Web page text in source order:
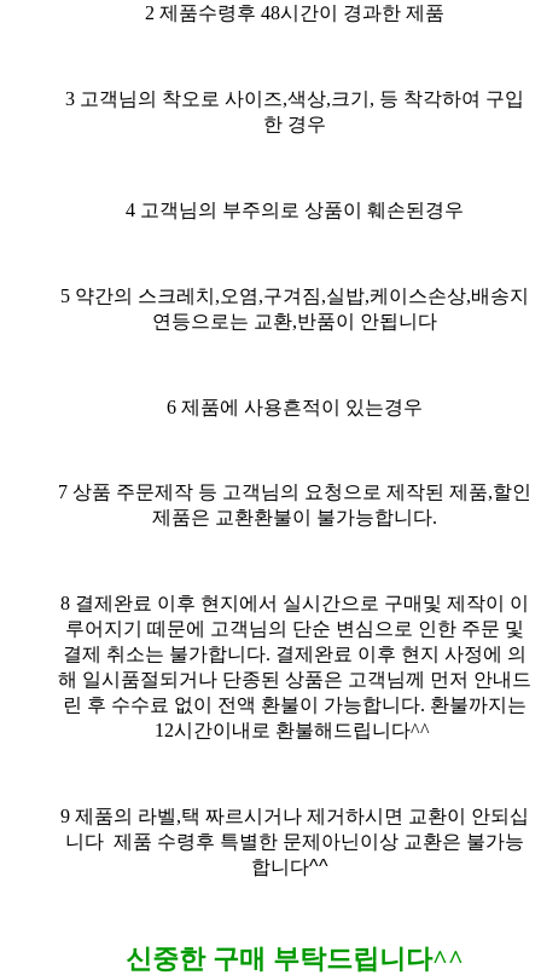
2 제품수령후 48시간이 경과한 제품
3 고객님의 착오로 사이즈,색상,크기, 등 착각하여 구입
한 경우
4 고객님의 부주의로 상품이 훼손된경우
5 약간의 스크레치,오염,구겨짐,실밥,케이스손상,배송지
연등으로는 교환,반품이 안됩니다
6 제품에 사용흔적이 있는경우
7 상품 주문제작 등 고객님의 요청으로 제작된 제품,할인
제품은 교환환불이 불가능합니다.
8 결제완료 이후 현지에서 실시간으로 구매및 제작이 이
루어지기 떼문에 고객님의 단순 변심으로 인한 주문 및
결제 취소는 불가합니다. 결제완료 이후 현지 사정에 의
해 일시품절되거나 단종된 상품은 고객님께 먼저 안내드
린 후 수수료 없이 전액 환불이 가능합니다. 환불까지는
12시간이내로 환불해드립니다^^
9 제품의 라벨,택 짜르시거나 제거하시면 교환이 안되십
니다 제품 수령후 특별한 문제아닌이상 교환은 불가능
합니다^^
신중한 구매 부탁드립니다^^